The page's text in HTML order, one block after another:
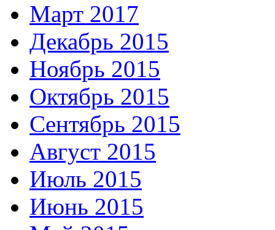
Март 2017
Декабрь 2015
Ноябрь 2015
Октябрь 2015
Сентябрь 2015
Август 2015
Июль 2015
Июнь 2015